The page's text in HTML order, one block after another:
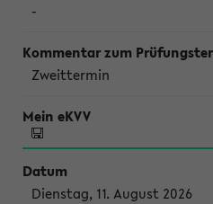
-
Zweittermin
Dienstag, 11. August 2026